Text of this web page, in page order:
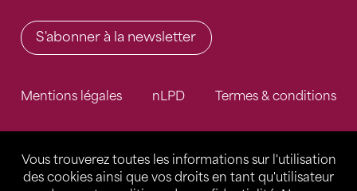
Vous trouverez toutes les informations sur l'utilisation
des cookies ainsi que vos droits en tant qu'utilisateur
S'abonner à la newsletter
Mentions légales nLPD Termes & conditions